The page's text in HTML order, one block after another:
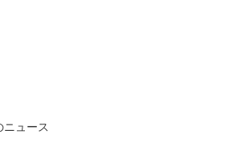
ニュース